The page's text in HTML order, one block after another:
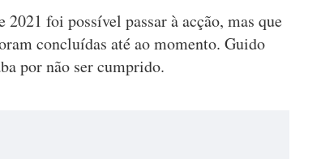
foi possível passar à acção, mas que
concluídas até ao momento. Guido
por não ser cumprido.